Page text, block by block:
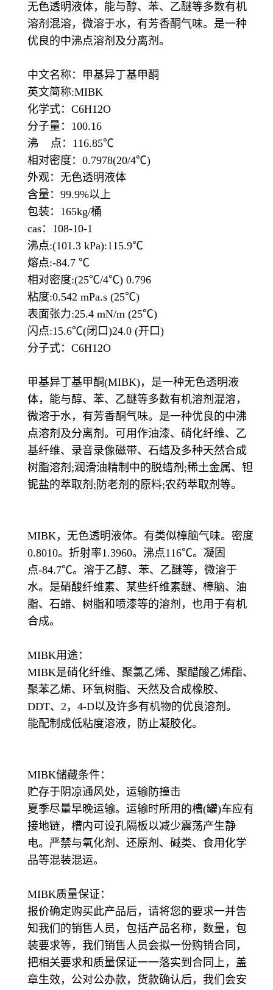
无色透明液体，能与醇、苯、乙醚等多数有机
溶剂混溶，微溶于水，有芳香酮气味。是一种
优良的中沸点溶剂及分离剂。
中文名称：甲基异丁基甲酮
英文简称:MIBK
化学式：C6H12O
分子量：100.16
沸 点：116.85℃
相对密度：0.7978(20/4℃)
外观：无色透明液体
含量：99.9%以上
包装：165kg/桶
cas：108-10-1
沸点:(101.3 kPa):115.9℃
熔点:-84.7 ℃
相对密度:(25℃/4℃) 0.796
粘度:0.542 mPa.s (25℃)
表面张力:25.4 mN/m (25℃)
闪点:15.6℃(闭口)24.0 (开口)
分子式：C6H12O
甲基异丁基甲酮(MIBK)，是一种无色透明液
体，能与醇、苯、乙醚等多数有机溶剂混溶，
微溶于水，有芳香酮气味。是一种优良的中沸
点溶剂及分离剂。可用作油漆、硝化纤维、乙
基纤维、录音录像磁带、石蜡及多种天然合成
树脂溶剂;润滑油精制中的脱蜡剂;稀土金属、钽
铌盐的萃取剂;防老剂的原料;农药萃取剂等。
MIBK，无色透明液体。有类似樟脑气味。密度
0.8010。折射率1.3960。沸点116℃。凝固
点-84.7℃。溶于乙醇、苯、乙醚等，微溶于
水。是硝酸纤维素、某些纤维素醚、樟脑、油
脂、石蜡、树脂和喷漆等的溶剂，也用于有机
合成。
MIBK用途：
MIBK是硝化纤维、聚氯乙烯、聚醋酸乙烯酯、
聚苯乙烯、环氧树脂、天然及合成橡胶、
DDT、2，4-D以及许多有机物的优良溶剂。
能配制成低粘度溶液，防止凝胶化。
MIBK储藏条件：
贮存于阴凉通风处，运输防撞击
夏季尽量早晚运输。运输时所用的槽(罐)车应有
接地链，槽内可设孔隔板以减少震荡产生静
电。严禁与氧化剂、还原剂、碱类、食用化学
品等混装混运。
MIBK质量保证：
报价确定购买此产品后，请将您的要求一并告
知我们的销售人员，包括产品名称，数量，包
装要求等，我们销售人员会拟一份购销合同，
把相关要求和质量保证一一落实到合同上，盖
章生效，公对公办款，货款确认后，我们会安